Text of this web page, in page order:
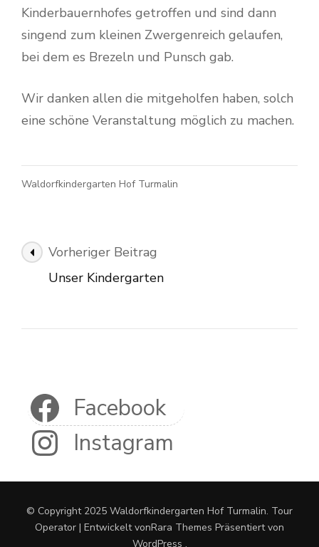
Kinderbauernhofes getroffen und sind dann
singend zum kleinen Zwergenreich gelaufen,
bei dem es Brezeln und Punsch gab.
Wir danken allen die mitgeholfen haben, solch
eine schöne Veranstaltung möglich zu machen.
Waldorfkindergarten Hof Turmalin
Beitragsnavigation
Vorheriger Beitrag
Unser Kindergarten
Facebook
Instagram
© Copyright 2025 Waldorfkindergarten Hof Turmalin. Tour
Operator | Entwickelt vonRara Themes Präsentiert von
WordPress .